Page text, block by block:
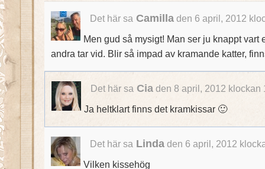
Det här sa Camilladen 6 april, 2012
Men gud så mysigt! Man ser ju knappt vart
andra tar vid. Blir så impad av kramande katter,
Det här saCiaden 8 april, 2012 klockan
Ja heltklart finns det kramkissar 🙂
Det här sa Lindaden 6 april, 2012
Vilken kissehög